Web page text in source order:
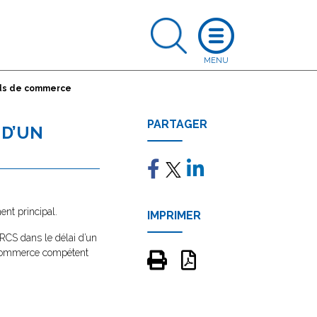
de commerce
principal.
dans le délai d’un
compétent
PARTAGER
IMPRIMER